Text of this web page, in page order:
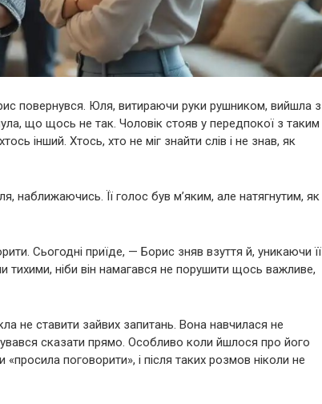
повернувся. Юля, витираючи руки рушником, вийшла з
що щось не так. Чоловік стояв у передпокої з таким
інший. Хтось, хто не міг знайти слів і не знав, як
Її голос був м’яким, але натягнутим, як
Сьогодні приїде, — Борис зняв взуття й, уникаючи її
ніби він намагався не порушити щось важливе,
не ставити зайвих запитань. Вона навчилася не
сказати прямо. Особливо коли йшлося про його
поговорити», і після таких розмов ніколи не